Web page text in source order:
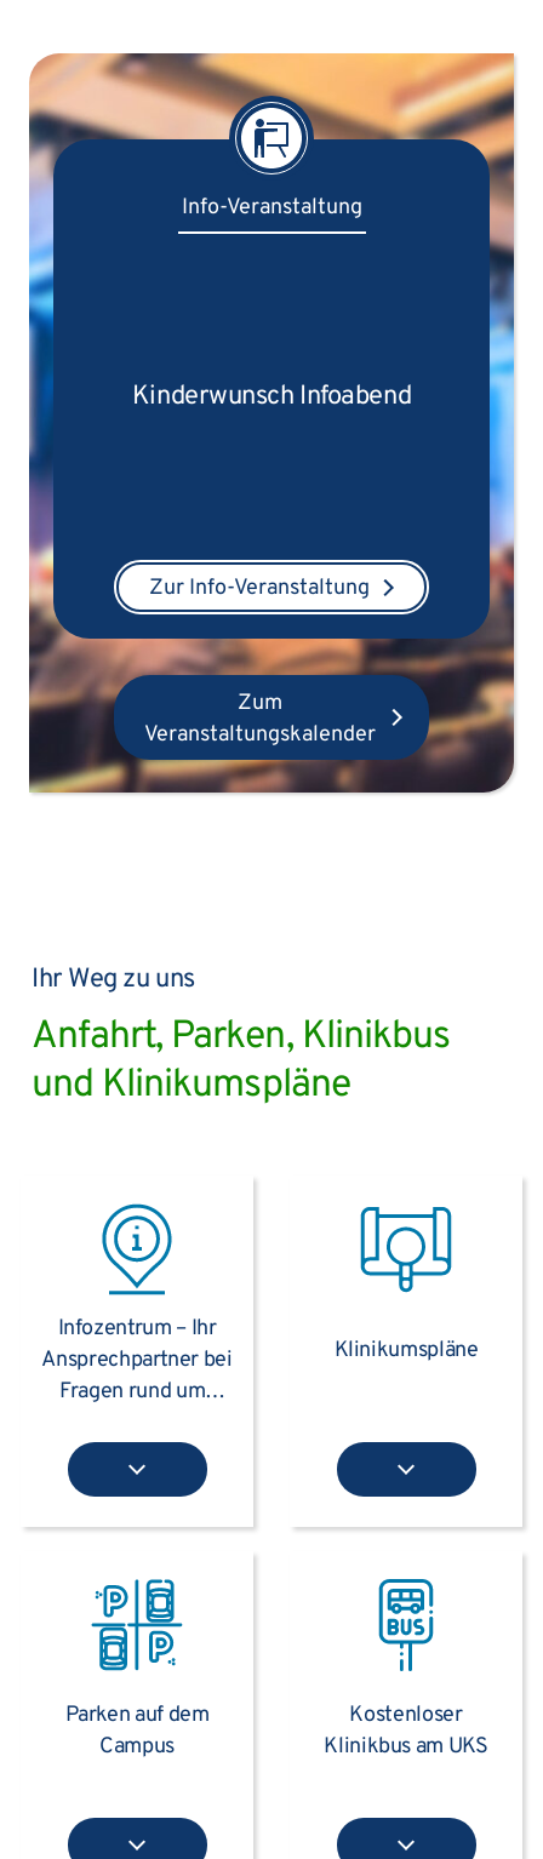
Info-Veranstaltung
Kinderwunsch Infoabend
Zur Info-Veranstaltung
Zum
Veranstaltungskalender
Ihr Weg zu uns
Anfahrt, Parken, Klinikbus
und Klinikumspläne
Klinikumspläne
Infozentrum – Ihr
Ansprechpartner bei
Fragen rund ums
Kostenloser
Klinikbus am UKS
Parken auf dem
Campus